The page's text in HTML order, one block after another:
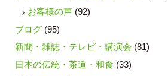
お客様の声 (92)
ブログ (95)
新聞・雑誌・テレビ・講演会 (81)
日本の伝統・茶道・和食 (33)